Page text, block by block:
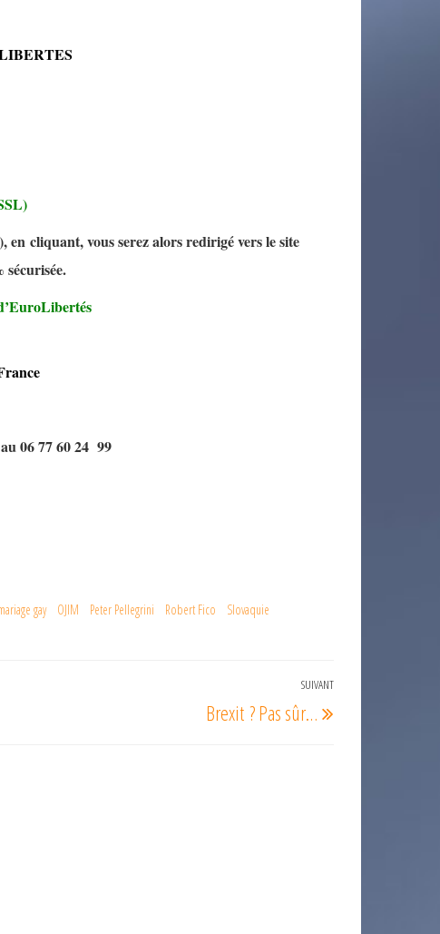
cliquant, vous serez alors redirigé vers le site
sécurisée.
06 77 60 24 99
gay OJIM Peter Pellegrini Robert Fico Slovaquie
Article
SUIVANT
Brexit ? Pas sûr…